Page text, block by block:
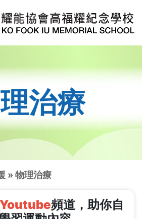
治療
物理治療
頻道，助你自